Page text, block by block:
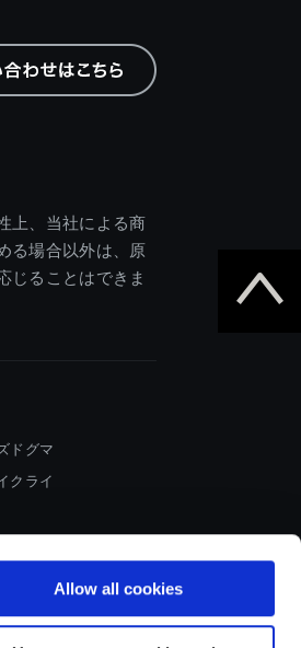
Allow all cookies
上、当社による商
る場合以外は、原
じることはできま
ドグマ
クライ